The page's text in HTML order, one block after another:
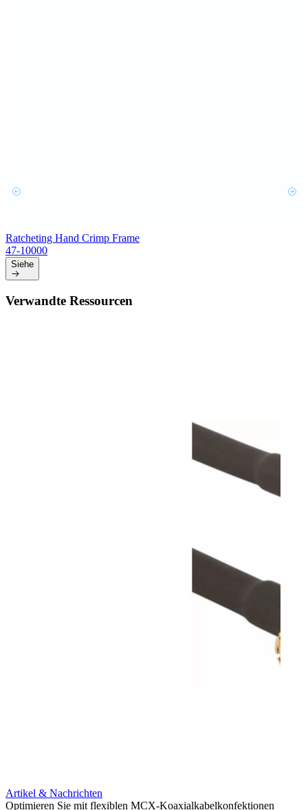
Ratcheting Hand Crimp Frame
47-10000
Siehe
Verwandte Ressourcen
Artikel & Nachrichten
Optimieren Sie mit flexiblen MCX-Koaxialkabelkonfektionen